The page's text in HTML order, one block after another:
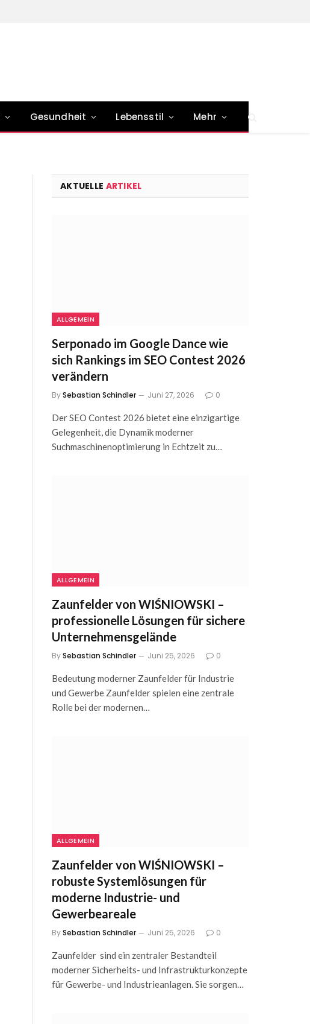
Gesundheit Lebensstil Mehr
AKTUELLE ARTIKEL
ALLGEMEIN
Serponado im Google Dance wie
sich Rankings im SEO Contest 2026
verändern
BySebastian Schindler Juni 27, 2026 0
Der SEO Contest 2026 bietet eine einzigartige
Gelegenheit, die Dynamik moderner
Suchmaschinenoptimierung in Echtzeit zu…
ALLGEMEIN
Zaunfelder von WIŚNIOWSKI –
professionelle Lösungen für sichere
Unternehmensgelände
BySebastian Schindler Juni 25, 2026 0
Bedeutung moderner Zaunfelder für Industrie
und Gewerbe Zaunfelder spielen eine zentrale
Rolle bei der modernen…
ALLGEMEIN
Zaunfelder von WIŚNIOWSKI –
robuste Systemlösungen für
moderne Industrie- und
Gewerbeareale
BySebastian Schindler Juni 25, 2026 0
Zaunfelder sind ein zentraler Bestandteil
moderner Sicherheits- und Infrastrukturkonzepte
für Gewerbe- und Industrieanlagen. Sie sorgen…